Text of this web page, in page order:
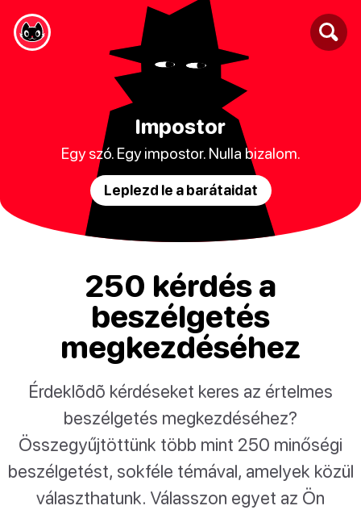
Impostor
Egy szó. Egy impostor. Nulla bizalom.
Leplezd le a barátaidat
250 kérdés a
beszélgetés
megkezdéséhez
Érdeklõdõ kérdéseket keres az értelmes
beszélgetés megkezdéséhez?
Összegyűjtöttünk több mint 250 minőségi
beszélgetést, sokféle témával, amelyek közül
választhatunk. Válasszon egyet az Ön